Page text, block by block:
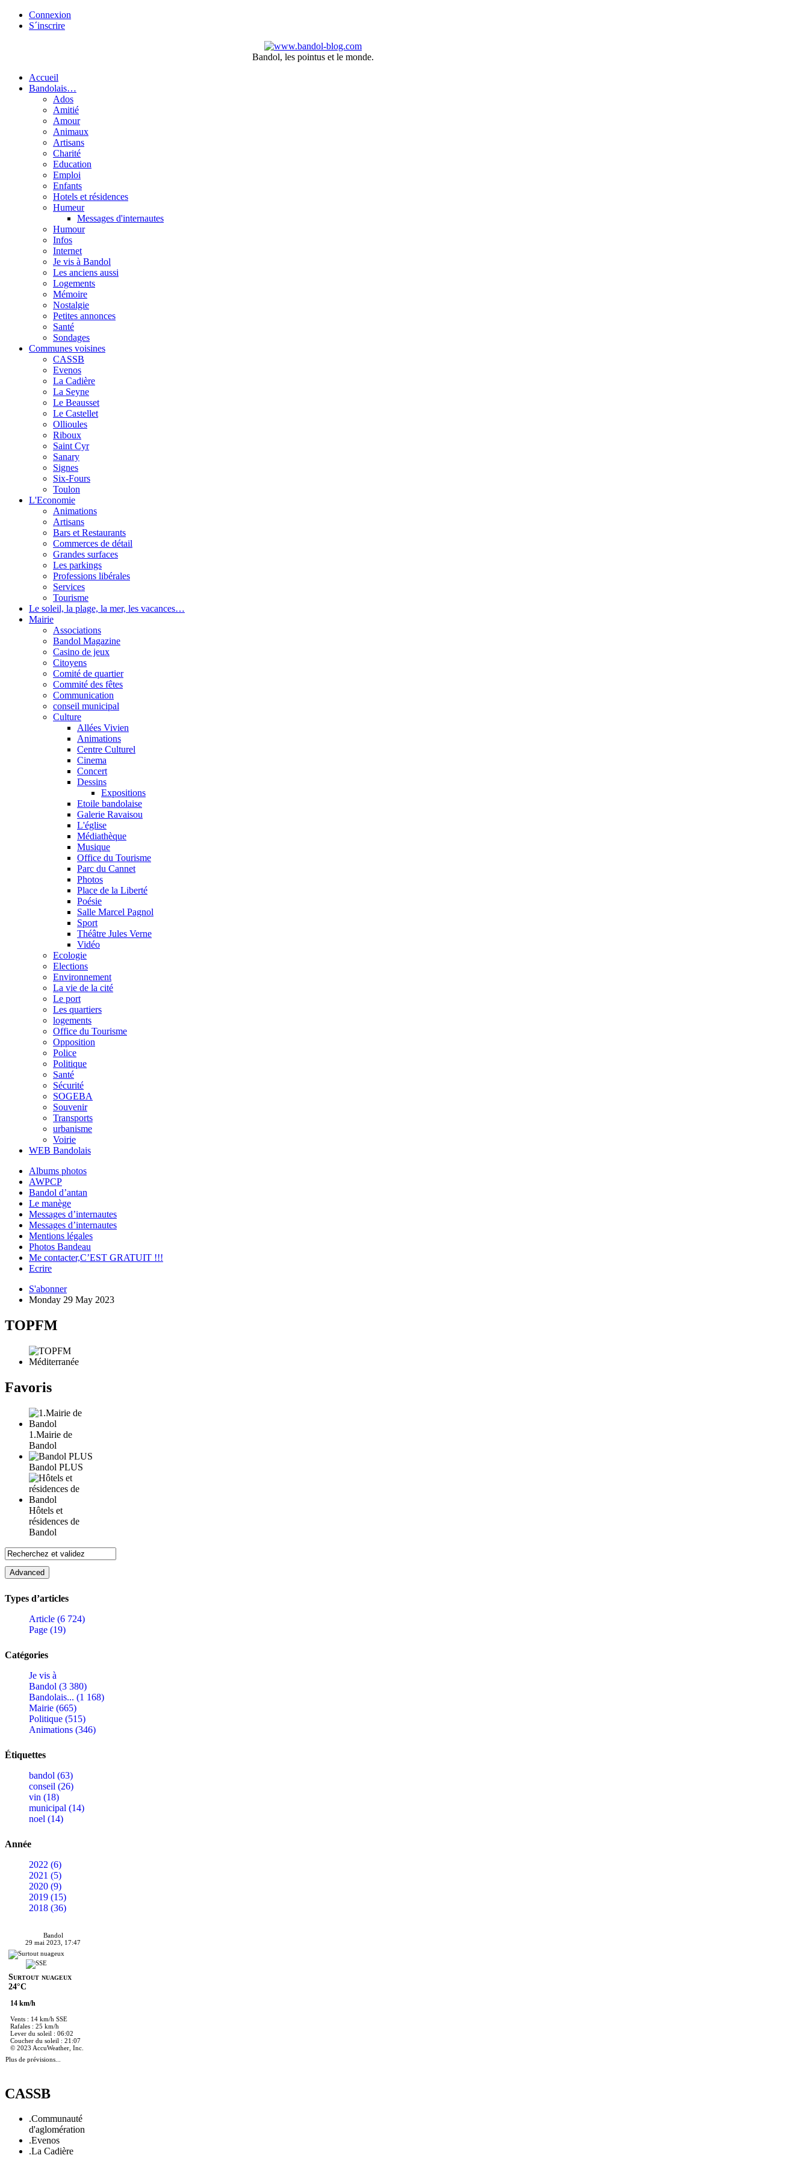
Connexion
S´inscrire
Bandol, les pointus et le monde.
Accueil
Bandolais…
Ados
Amitié
Amour
Animaux
Artisans
Charité
Education
Emploi
Enfants
Hotels et résidences
Humeur
Messages d'internautes
Humour
Infos
Internet
Je vis à Bandol
Les anciens aussi
Logements
Mémoire
Nostalgie
Petites annonces
Santé
Sondages
Communes voisines
CASSB
Evenos
La Cadière
La Seyne
Le Beausset
Le Castellet
Ollioules
Riboux
Saint Cyr
Sanary
Signes
Six-Fours
Toulon
L'Economie
Animations
Artisans
Bars et Restaurants
Commerces de détail
Grandes surfaces
Les parkings
Professions libérales
Services
Tourisme
Le soleil, la plage, la mer, les vacances…
Mairie
Associations
Bandol Magazine
Casino de jeux
Citoyens
Comité de quartier
Commité des fêtes
Communication
conseil municipal
Culture
Allées Vivien
Animations
Centre Culturel
Cinema
Concert
Dessins
Expositions
Etoile bandolaise
Galerie Ravaisou
L'église
Médiathèque
Musique
Office du Tourisme
Parc du Cannet
Photos
Place de la Liberté
Poésie
Salle Marcel Pagnol
Sport
Théâtre Jules Verne
Vidéo
Ecologie
Elections
Environnement
La vie de la cité
Le port
Les quartiers
logements
Office du Tourisme
Opposition
Police
Politique
Santé
Sécurité
SOGEBA
Souvenir
Transports
urbanisme
Voirie
WEB Bandolais
Albums photos
AWPCP
Bandol d’antan
Le manège
Messages d’internautes
Messages d’internautes
Mentions légales
Photos Bandeau
Me contacter,C’EST GRATUIT !!!
Ecrire
S'abonner
Monday 29 May 2023
TOPFM
Favoris
1.Mairie de
Bandol
Bandol PLUS
Hôtels et
résidences de
Bandol
Types d’articles
Article (6 724)
Page (19)
Catégories
Je vis à
Bandol (3 380)
Bandolais... (1 168)
Mairie (665)
Politique (515)
Animations (346)
Étiquettes
bandol (63)
conseil (26)
vin (18)
municipal (14)
noel (14)
Année
2022 (6)
2021 (5)
2020 (9)
2019 (15)
2018 (36)
Bandol
29 mai 2023, 17:47
Surtout nuageux
24°C
14 km/h
Vents : 14 km/h SSE
Rafales : 25 km/h
Lever du soleil : 06:02
Coucher du soleil : 21:07
© 2023 AccuWeather, Inc.
Plus de prévisions...
CASSB
.Communauté
d'aglomération
.Evenos
.La Cadière